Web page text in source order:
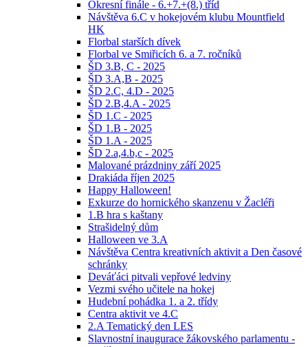
Okresní finále - 6.+7.+(8.) tříd
Návštěva 6.C v hokejovém klubu Mountfield
HK
Florbal starších dívek
Florbal ve Smiřicích 6. a 7. ročníků
ŠD 3.B, C - 2025
ŠD 3.A,B - 2025
ŠD 2.C, 4.D - 2025
ŠD 2.B,4.A - 2025
ŠD 1.C - 2025
ŠD 1.B - 2025
ŠD 1.A - 2025
ŠD 2.a,4.b,c - 2025
Malované prázdniny září 2025
Drakiáda říjen 2025
Happy Halloween!
Exkurze do hornického skanzenu v Žacléři
1.B hra s kaštany
Strašidelný dům
Halloween ve 3.A
Návštěva Centra kreativních aktivit a Den časové
schránky
Deváťáci pitvali vepřové ledviny
Vezmi svého učitele na hokej
Hudební pohádka 1. a 2. třídy
Centra aktivit ve 4.C
2.A Tematický den LES
Slavnostní inaugurace žákovského parlamentu -